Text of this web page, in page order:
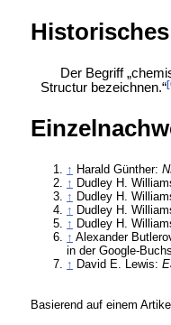
Historisches
Der Begriff
Structur bezeichnen.“
↑ Harald Günther:
↑ Dudley H.
↑ Dudley H.
↑ Dudley H.
↑ Dudley H.
↑ Alexander
in der Google-
↑ David E. Lewis:
Basierend auf einem